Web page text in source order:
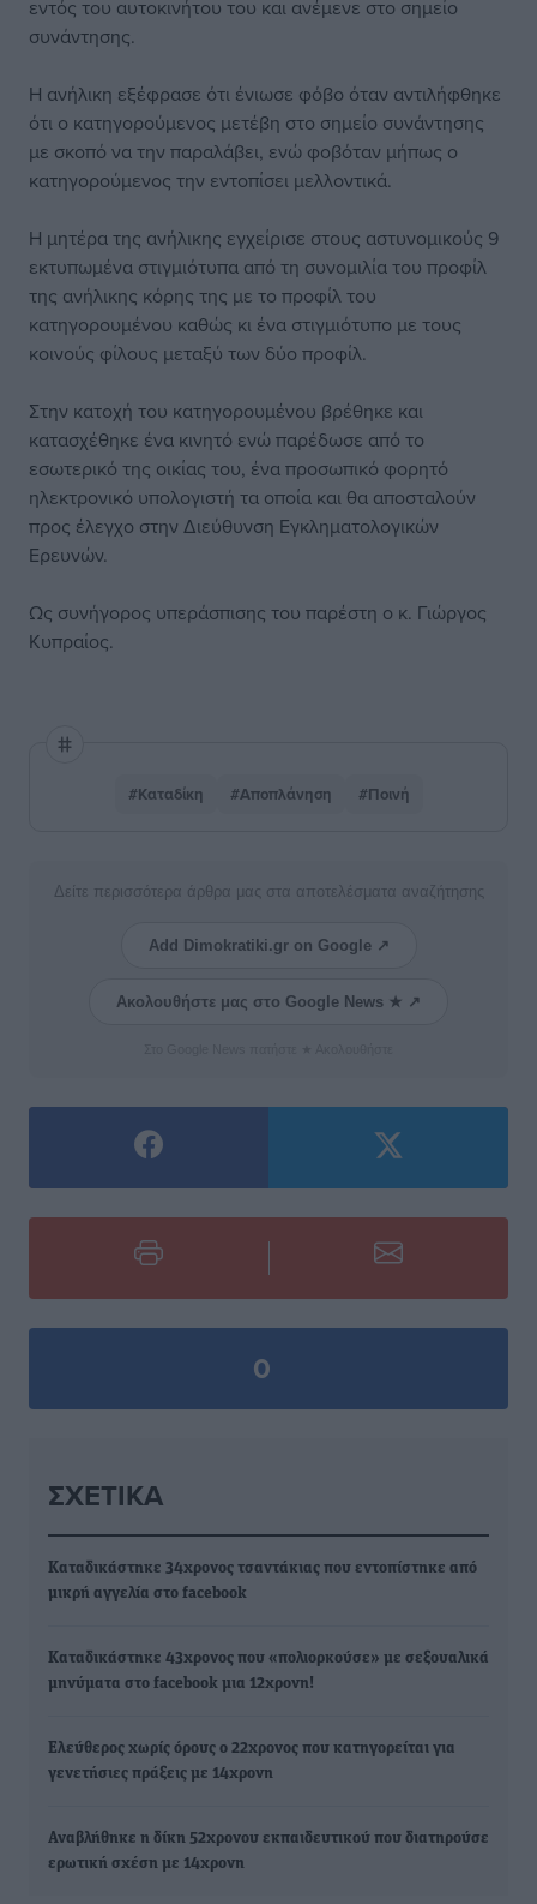
εντός του αυτοκινήτου του και ανέμενε στο σημείο
συνάντησης.
Η ανήλικη εξέφρασε ότι ένιωσε φόβο όταν αντιλήφθηκε
ότι ο κατηγορούμενος μετέβη στο σημείο συνάντησης
με σκοπό να την παραλάβει, ενώ φοβόταν μήπως ο
κατηγορούμενος την εντοπίσει μελλοντικά.
Η μητέρα της ανήλικης εγχείρισε στους αστυνομικούς 9
εκτυπωμένα στιγμιότυπα από τη συνομιλία του προφίλ
της ανήλικης κόρης της με το προφίλ του
κατηγορουμένου καθώς κι ένα στιγμιότυπο με τους
κοινούς φίλους μεταξύ των δύο προφίλ.
Στην κατοχή του κατηγορουμένου βρέθηκε και
κατασχέθηκε ένα κινητό ενώ παρέδωσε από το
εσωτερικό της οικίας του, ένα προσωπικό φορητό
ηλεκτρονικό υπολογιστή τα οποία και θα αποσταλούν
προς έλεγχο στην Διεύθυνση Εγκληματολογικών
Ερευνών.
Ως συνήγορος υπεράσπισης του παρέστη ο κ. Γιώργος
Κυπραίος.
#Καταδίκη #Αποπλάνηση #Ποινή
Δείτε περισσότερα άρθρα μας στα αποτελέσματα αναζήτησης
Add Dimokratiki.gr on Google ↗
Ακολουθήστε μας στο Google News ★ ↗
0
ΣΧΕΤΙΚΆ
Καταδικάστηκε 34χρονος τσαντάκιας που εντοπίστηκε από
μικρή αγγελία στο facebook
Καταδικάστηκε 43χρονος που «πολιορκούσε» με σεξουαλικά
μηνύματα στο facebook μια 12χρονη!
Ελεύθερος χωρίς όρους ο 22χρονος που κατηγορείται για
γενετήσιες πράξεις με 14χρονη
Αναβλήθηκε η δίκη 52χρονου εκπαιδευτικού που διατηρούσε
ερωτική σχέση με 14χρονη